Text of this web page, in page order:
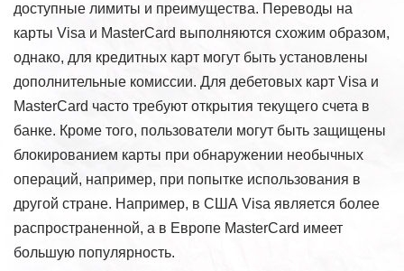
доступные лимиты и преимущества. Переводы на
карты Visa и MasterCard выполняются схожим образом,
однако, для кредитных карт могут быть установлены
дополнительные комиссии. Для дебетовых карт Visa и
MasterCard часто требуют открытия текущего счета в
банке. Кроме того, пользователи могут быть защищены
блокированием карты при обнаружении необычных
операций, например, при попытке использования в
другой стране. Например, в США Visa является более
распространенной, а в Европе MasterCard имеет
большую популярность.